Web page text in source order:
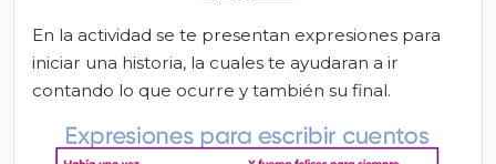
En la actividad se te presentan expresiones para
iniciar una historia, la cuales te ayudaran a ir
contando lo que ocurre y también su final.